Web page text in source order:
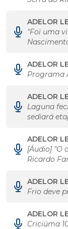
ADELOR
"Foi uma
ADELOR
Programa
ADELOR
Laguna
sediará
ADELOR
[Áudio] "O
Ricardo
ADELOR
Frio deve
ADELOR
Criciúma